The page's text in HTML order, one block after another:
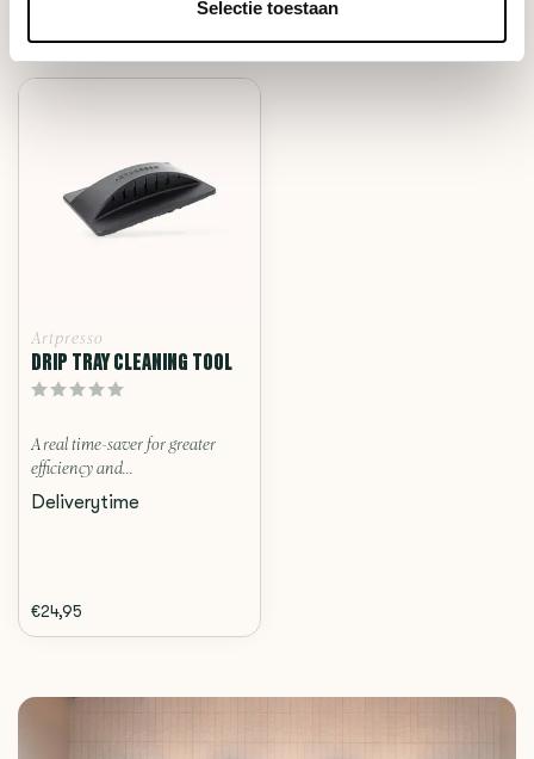
Selectie toestaan
RECENT BEKEKEN
Artpresso
DRIP TRAY CLEANING TOOL
A real time-saver for greater
efficiency and...
Deliverytime
€24,95